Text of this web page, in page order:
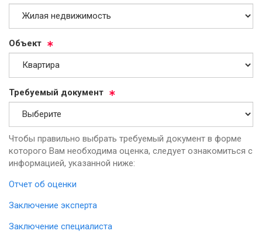
Объ­ект
Тре­бу­емый до­ку­мент
Чтобы правильно выбрать требуемый документ в форме
которого Вам необходима оценка, следует ознакомиться с
информацией, указанной ниже:
Отчет об оценки
Заключение эксперта
Заключение специалиста